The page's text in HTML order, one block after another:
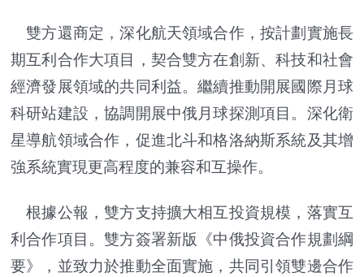
雙方還商定，深化航天領域合作，按計劃實施長
期互利合作大項目，契合雙方在創新、科技和社會
經濟發展領域的共同利益。繼續推動開展國際月球
科研站建設，協調開展中俄月球探測項目。深化衛
星導航領域合作，促進北斗和格洛納斯系統及其增
強系統實現更高程度的兼容和互操作。
根據公報，雙方支持擴大相互投資規模，落實互
利合作項目。雙方簽署新版《中俄投資合作規劃綱
要》，並致力於推動全面實施，共同引領雙邊合作